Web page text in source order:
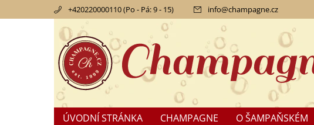
+420220000110 (Po - Pá: 9 - 15) info@champagne.cz
ÚVODNÍ STRÁNKA CHAMPAGNE O ŠAMPAŇSKÉM